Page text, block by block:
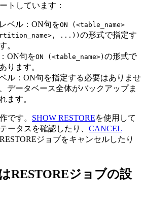
トしています：
ベル：ON句をON (<table_name>
...)) の形式で指定す
。
ON句をON (<table_name>) の形式で
ります。
ル：ON句を指定する必要はありませ
データベース全体がバックアップま
ます。
です。 SHOW RESTOREを使用して
ータスを確認したり、 CANCEL
ジョブをキャンセルしたり
RESTOREジョブの設